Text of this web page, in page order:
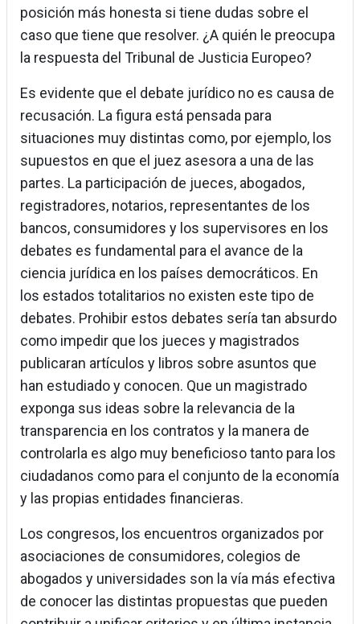
posición más honesta si tiene dudas sobre el
caso que tiene que resolver. ¿A quién le preocupa
la respuesta del Tribunal de Justicia Europeo?
Es evidente que el debate jurídico no es causa de
recusación. La figura está pensada para
situaciones muy distintas como, por ejemplo, los
supuestos en que el juez asesora a una de las
partes. La participación de jueces, abogados,
registradores, notarios, representantes de los
bancos, consumidores y los supervisores en los
debates es fundamental para el avance de la
ciencia jurídica en los países democráticos. En
los estados totalitarios no existen este tipo de
debates. Prohibir estos debates sería tan absurdo
como impedir que los jueces y magistrados
publicaran artículos y libros sobre asuntos que
han estudiado y conocen. Que un magistrado
exponga sus ideas sobre la relevancia de la
transparencia en los contratos y la manera de
controlarla es algo muy beneficioso tanto para los
ciudadanos como para el conjunto de la economía
y las propias entidades financieras.
Los congresos, los encuentros organizados por
asociaciones de consumidores, colegios de
abogados y universidades son la vía más efectiva
de conocer las distintas propuestas que pueden